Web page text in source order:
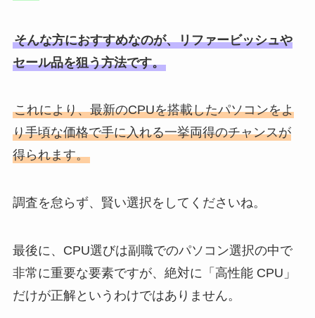
そんな方におすすめなのが、リファービッシュや
セール品を狙う方法です。
これにより、最新のCPUを搭載したパソコンをよ
り手頃な価格で手に入れる一挙両得のチャンスが
得られます。
調査を怠らず、賢い選択をしてくださいね。
最後に、CPU選びは副職でのパソコン選択の中で
非常に重要な要素ですが、絶対に「高性能 CPU」
だけが正解というわけではありません。